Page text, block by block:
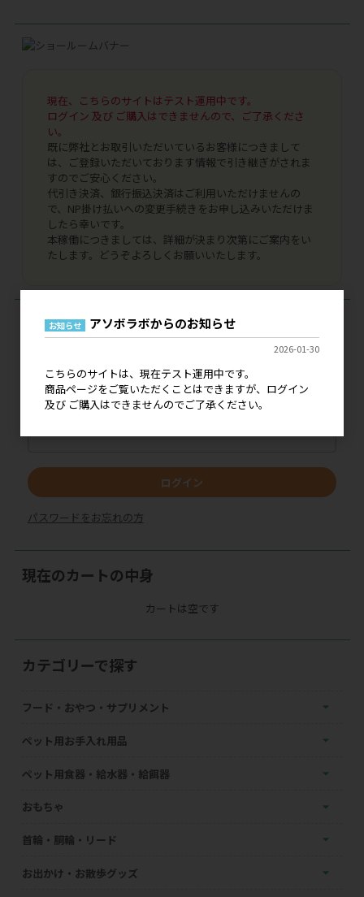
現在、こちらのサイトはテスト運用中です。
ログイン 及び ご購入はできませんので、ご了承くださ
い。
既に弊社とお取引いただいているお客様につきまして
は、ご登録いただいております情報で引き継ぎがされま
すのでご安心ください。
代引き決済、銀行振込決済はご利用いただけませんの
で、NP掛け払いへの変更手続きをお申し込みいただけま
したら幸いです。
本稼働につきましては、詳細が決まり次第にご案内をい
たします。どうぞよろしくお願いいたします。
ログイン
パスワード
ログイン
パスワードをお忘れの方
現在のカートの中身
カートは空です
カテゴリーで探す
フード・おやつ・サプリメント
ペット用お手入れ用品
ペット用食器・給水器・給餌器
おもちゃ
首輪・胴輪・リード
お出かけ・お散歩グッズ
お知らせ アソボラボからのお知らせ
2026-01-30
こちらのサイトは、現在テスト運用中です。
商品ページをご覧いただくことはできますが、ログイン
及び ご購入はできませんのでご了承ください。